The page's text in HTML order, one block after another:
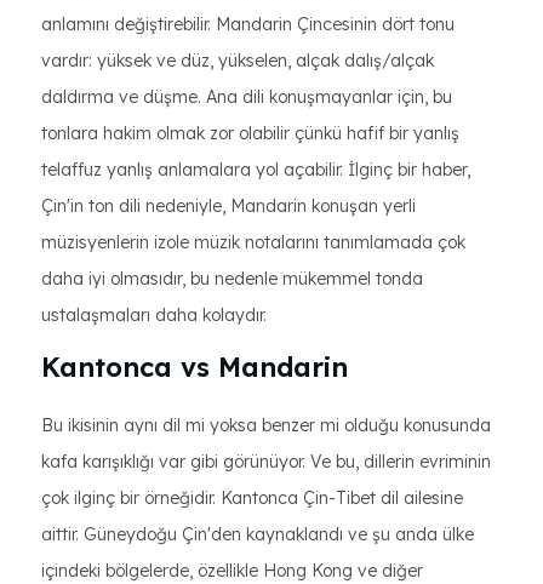
anlamını değiştirebilir. Mandarin Çincesinin dört tonu
vardır: yüksek ve düz, yükselen, alçak dalış/alçak
daldırma ve düşme. Ana dili konuşmayanlar için, bu
tonlara hakim olmak zor olabilir çünkü hafif bir yanlış
telaffuz yanlış anlamalara yol açabilir. İlginç bir haber,
Çin'in ton dili nedeniyle, Mandarin konuşan yerli
müzisyenlerin izole müzik notalarını tanımlamada çok
daha iyi olmasıdır, bu nedenle mükemmel tonda
ustalaşmaları daha kolaydır.
Kantonca vs Mandarin
Bu ikisinin aynı dil mi yoksa benzer mi olduğu konusunda
kafa karışıklığı var gibi görünüyor. Ve bu, dillerin evriminin
çok ilginç bir örneğidir. Kantonca Çin-Tibet dil ailesine
aittir. Güneydoğu Çin'den kaynaklandı ve şu anda ülke
içindeki bölgelerde, özellikle Hong Kong ve diğer